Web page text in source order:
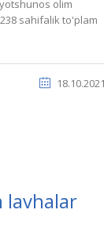
olim
sahifalik to'plam
lavhalar